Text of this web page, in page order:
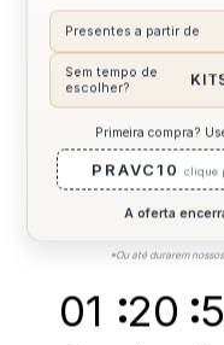
Via
DESCRIÇÃO
AVALIAÇÕES
Presentes a partir de
Sem tempo de
escolher?
Primeira compra?
PRAVC10 clique
A oferta
*Ou até durarem
01 20